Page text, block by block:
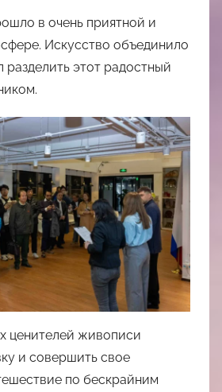
в очень приятной и
Искусство объединило
разделить этот радостный
ценителей живописи
и совершить свое
по бескрайним